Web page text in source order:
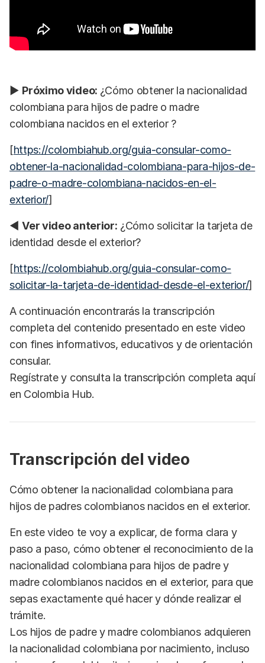
▶ Próximo video: ¿Cómo obtener la nacionalidad
colombiana para hijos de padre o madre
colombiana nacidos en el exterior ?
[https://colombiahub.org/guia-consular-como-
obtener-la-nacionalidad-colombiana-para-hijos-de-
padre-o-madre-colombiana-nacidos-en-el-
exterior/]
◀Ver video anterior: ¿Cómo solicitar la tarjeta de
identidad desde el exterior?
[https://colombiahub.org/guia-consular-como-
solicitar-la-tarjeta-de-identidad-desde-el-exterior/]
A continuación encontrarás la transcripción
completa del contenido presentado en este video
con fines informativos, educativos y de orientación
consular.
Regístrate y consulta la transcripción completa aquí
en Colombia Hub.
Transcripción del video
Cómo obtener la nacionalidad colombiana para
hijos de padres colombianos nacidos en el exterior.
En este video te voy a explicar, de forma clara y
paso a paso, cómo obtener el reconocimiento de la
nacionalidad colombiana para hijos de padre y
madre colombianos nacidos en el exterior, para que
sepas exactamente qué hacer y dónde realizar el
trámite.
Los hijos de padre y madre colombianos adquieren
la nacionalidad colombiana por nacimiento, incluso